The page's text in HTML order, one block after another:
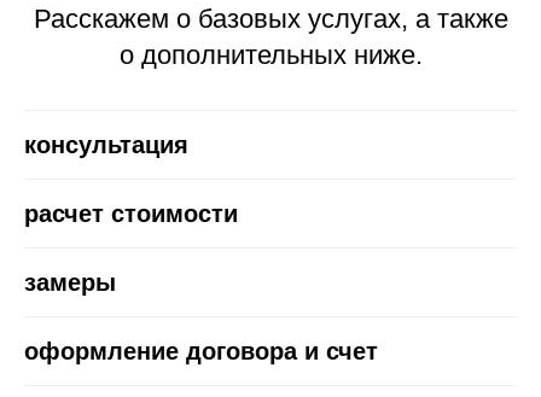
Расскажем о базовых услугах, а также
о дополнительных ниже.
консультация
расчет стоимости
замеры
оформление договора и счет